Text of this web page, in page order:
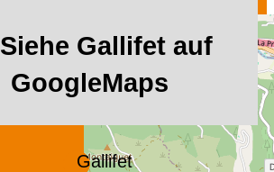
Gallifet
Siehe Gallifet auf
GoogleMaps